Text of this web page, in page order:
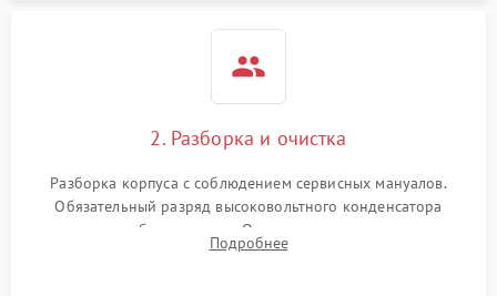
2. Разборка и очистка
Разборка корпуса с соблюдением сервисных мануалов.
Обязательный разряд высоковольтного конденсатора
вспышки для безопасности. Очистка внутренних узлов от
пыли, песка и следов влаги с помощью спецсредств.
Подробнее